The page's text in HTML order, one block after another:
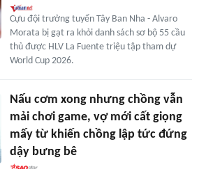
Cựu đội trưởng tuyển Tây Ban Nha - Alvaro
Morata bị gạt ra khỏi danh sách sơ bộ 55 cầu
thủ được HLV La Fuente triệu tập tham dự
World Cup 2026.
Nấu cơm xong nhưng chồng vẫn
mải chơi game, vợ mới cất giọng
mấy từ khiến chồng lập tức đứng
dậy bưng bê